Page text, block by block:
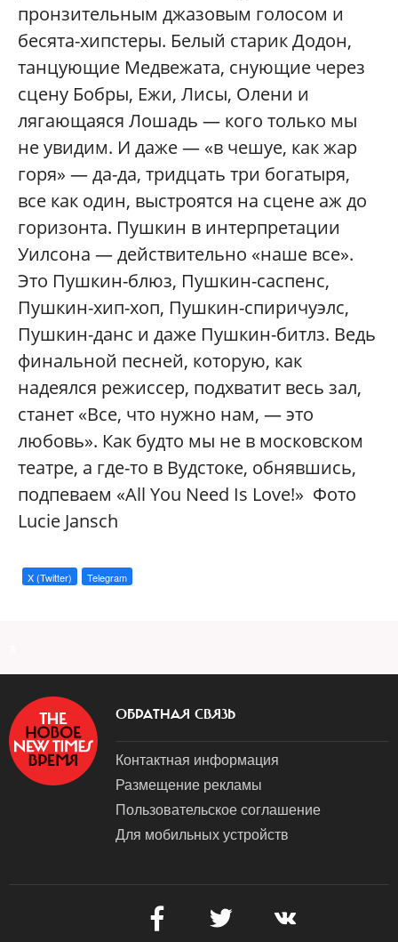
пронзительным джазовым голосом и
бесята-хипстеры. Белый старик Додон,
танцующие Медвежата, снующие через
сцену Бобры, Ежи, Лисы, Олени и
лягающаяся Лошадь — кого только мы
не увидим. И даже — «в чешуе, как жар
горя» — да-да, тридцать три богатыря,
все как один, выстроятся на сцене аж до
горизонта. Пушкин в интерпретации
Уилсона — действительно «наше все».
Это Пушкин-блюз, Пушкин-саспенс,
Пушкин-хип-хоп, Пушкин-спиричуэлс,
Пушкин-данс и даже Пушкин-битлз. Ведь
финальной песней, которую, как
надеялся режиссер, подхватит весь зал,
станет «Все, что нужно нам, — это
любовь». Как будто мы не в московском
театре, а где-то в Вудстоке, обнявшись,
подпеваем «All You Need Is Love!» Фото
Lucie Jansch
X (Twitter) Telegram
ОБРАТНАЯ СВЯЗЬ
Контактная информация
Размещение рекламы
Пользовательское соглашение
Для мобильных устройств